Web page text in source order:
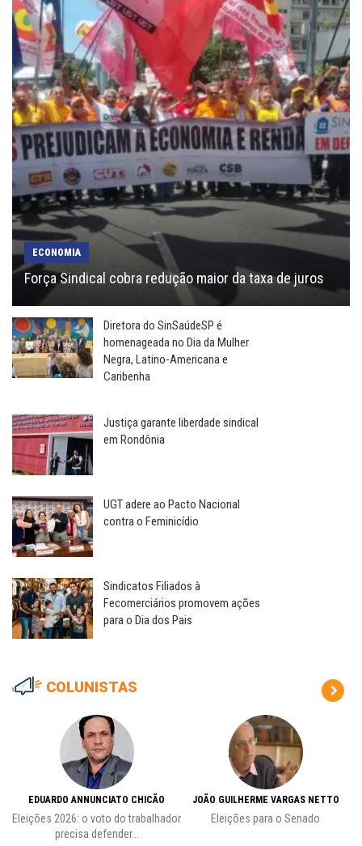
ECONOMIA
Força Sindical cobra redução maior da taxa de juros
Diretora do SinSaúdeSP é
homenageada no Dia da Mulher
Negra, Latino-Americana e
Caribenha
Justiça garante liberdade sindical
em Rondônia
UGT adere ao Pacto Nacional
contra o Feminicídio
Sindicatos Filiados à
Fecomerciários promovem ações
para o Dia dos Pais
COLUNISTAS
EDUARDO ANNUNCIATO CHICÃO
Eleições 2026: o voto do trabalhador
precisa defender...
JOÃO GUILHERME VARGAS NETTO
Eleições para o Senado